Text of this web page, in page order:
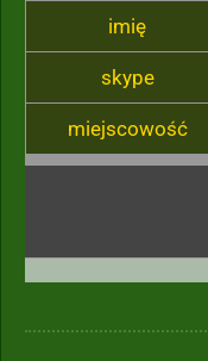
imię
skype
miejscowość